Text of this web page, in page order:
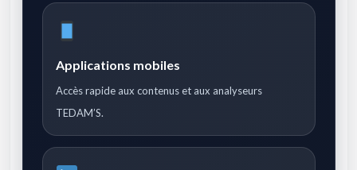
Applications mobiles
Accès rapide aux contenus et aux analyseurs
TEDAM’S.